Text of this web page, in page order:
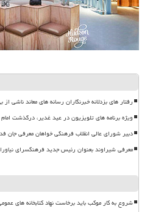
رفتار های بزدلانه خبرنگاران رسانه های معاند ناشی
ویژه برنامه های تلویزیون در عید غدیر، درگذشت امام
دبیر شورای عالی انقلاب فرهنگی خواهان معرفی جان
معرفی شیراوند بعنوان رئیس جدید فرهنگسرای
شروع به کار موکب باید برخاست نهاد کتابخانه های